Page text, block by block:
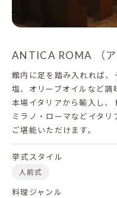
ANTICA ROMA （ア
館内に足を踏み入れれば、
塩、オリーブオイルなど調
本場イタリアから輸入し、
ミラノ・ローマなどイタ
ご堪能いただけます。
挙式スタイル
人前式
料理ジャンル